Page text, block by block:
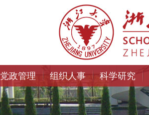
党政管理 组织人事 科学研究